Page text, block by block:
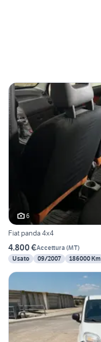
6
Fiat panda 4x4
4.800 €Accettura (MT)
Usato
09/2007 186000 Km